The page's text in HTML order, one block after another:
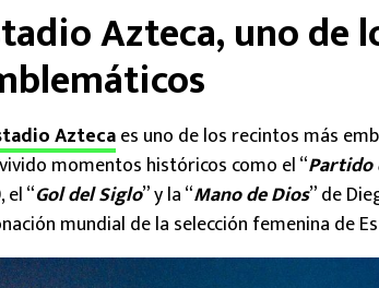
Azteca, uno de
Aztecaes uno de los recintos más
momentos históricos como el “Partido
el “Gol del Siglo” y la “Mano de Dios” de
mundial de la selección femenina de